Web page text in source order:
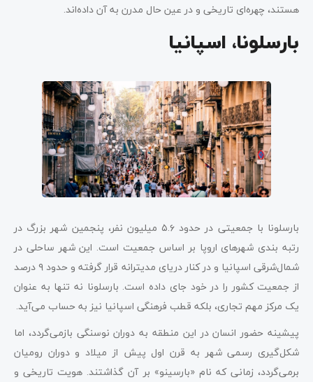
هستند، چهره‌ای تاریخی و در عین حال مدرن به آن داده‌اند.
بارسلونا، اسپانیا
بارسلونا با جمعیتی در حدود ۵.۶ میلیون نفر، پنجمین شهر بزرگ در
رتبه‌ بندی شهرهای اروپا بر اساس جمعیت است. این شهر ساحلی در
شمال‌شرقی اسپانیا و در کنار دریای مدیترانه قرار گرفته و حدود ۹ درصد
از جمعیت کشور را در خود جای داده است. بارسلونا نه ‌تنها به عنوان
یک مرکز مهم تجاری، بلکه قطب فرهنگی اسپانیا نیز به حساب می‌آید.
پیشینه حضور انسان در این منطقه به دوران نوسنگی بازمی‌گردد، اما
شکل‌گیری رسمی شهر به قرن اول پیش از میلاد و دوران رومیان
برمی‌گردد، زمانی که نام «بارسینو» بر آن گذاشتند. هویت تاریخی و